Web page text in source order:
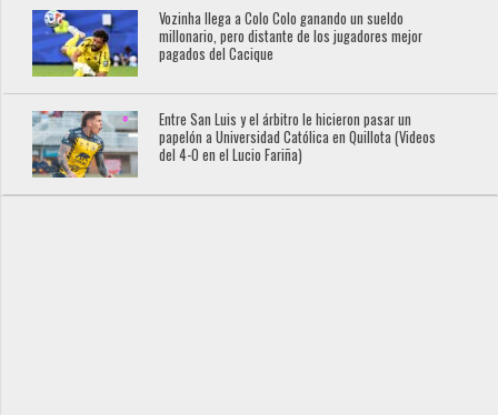
Vozinha llega a Colo Colo ganando un sueldo
millonario, pero distante de los jugadores mejor
pagados del Cacique
Entre San Luis y el árbitro le hicieron pasar un
papelón a Universidad Católica en Quillota (Videos
del 4-0 en el Lucio Fariña)